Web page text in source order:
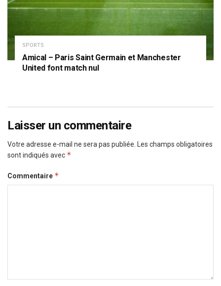
SPORTS
Amical – Paris Saint Germain et Manchester
United font match nul
Laisser un commentaire
Votre adresse e-mail ne sera pas publiée. Les champs obligatoires
sont indiqués avec *
Commentaire *